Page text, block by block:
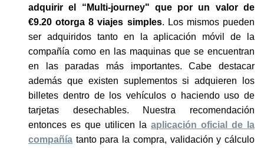
adquirir el “Multi-journey" que por un valor de
€9.20 otorga 8 viajes simples. Los mismos pueden
ser adquiridos tanto en la aplicación móvil de la
compañía como en las maquinas que se encuentran
en las paradas más importantes. Cabe destacar
además que existen suplementos si adquieren los
billetes dentro de los vehículos o haciendo uso de
tarjetas desechables. Nuestra recomendación
entonces es que utilicen la aplicación oficial de la
compañía tanto para la compra, validación y cálculo